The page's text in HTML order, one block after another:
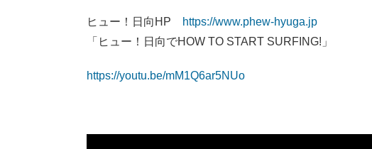
ヒュー！日向HP
https://www.phew-hyuga.jp
「ヒュー！日向でHOW TO START SURFING!」
https://youtu.be/mM1Q6ar5NUo